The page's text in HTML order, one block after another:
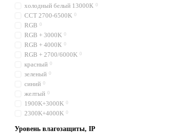
холодный белый 13000К 0
CCT 2700-6500K 0
RGB 0
RGB + 3000K 0
RGB + 4000К 0
RGB + 2700/6000K 0
красный 0
зеленый 0
синий 0
желтый 0
1900K+3000K 0
2300K+4000K 0
Уровень влагозащиты, IP